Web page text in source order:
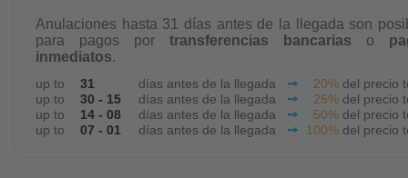
Anulaciones hasta 31 días antes de la llegada son
para pagos por transferencias bancarias o
inmediatos.
up to 31 días antes de la llegada 20% del precio
up to
30 - 15 días antes de la llegada 25% del precio
up to
14 - 08 días antes de la llegada 50% del precio
up to
07 - 01 días antes de la llegada 100% del precio